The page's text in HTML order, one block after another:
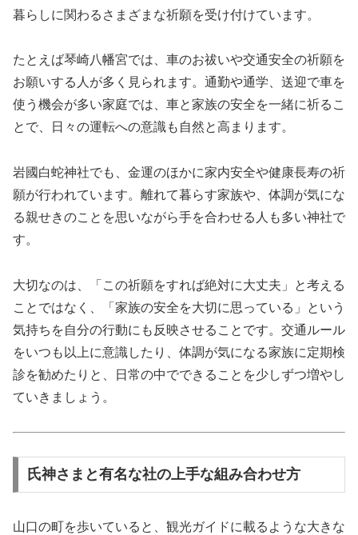
暮らしに関わるさまざまな祈願を受け付けています。
たとえば琴崎八幡宮では、車のお祓いや交通安全の祈願を
お願いする人が多く見られます。通勤や通学、送迎で車を
使う機会が多い家庭では、車と家族の安全を一緒に祈るこ
とで、日々の運転への意識も自然と高まります。
岩國白蛇神社でも、金運のほかに家内安全や健康長寿の祈
願が行われています。離れて暮らす家族や、体調が気にな
る親せきのことを思いながら手を合わせる人も多い神社で
す。
大切なのは、「この祈願をすれば絶対に大丈夫」と考える
ことではなく、「家族の安全を大切に思っている」という
気持ちを自分の行動にも反映させることです。交通ルール
をいつも以上に意識したり、体調が気になる家族に定期検
診を勧めたりと、日常の中でできることを少しずつ増やし
ていきましょう。
氏神さまと有名な社の上手な組み合わせ方
山口の町を歩いていると、観光ガイドに載るような大きな